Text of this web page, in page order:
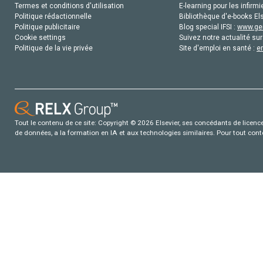
Termes et conditions d'utilisation
Politique rédactionnelle
Politique publicitaire
Cookie settings
Politique de la vie privée
E-learning pour les
Bibliothèque d'e-books
Blog special IFSI :
Suivez notre actualité
Site d'emploi en santé :
Tout le contenu de ce site: Copyright © 2026 Elsevier, ses concédants de
de données, a la formation en IA et aux technologies similaires. Pour tout